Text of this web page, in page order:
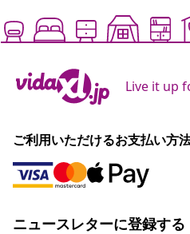
Live it up
ご利用いただけるお支払い方
ニュースレターに登録する